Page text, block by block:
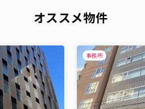
オススメ物件
事務所